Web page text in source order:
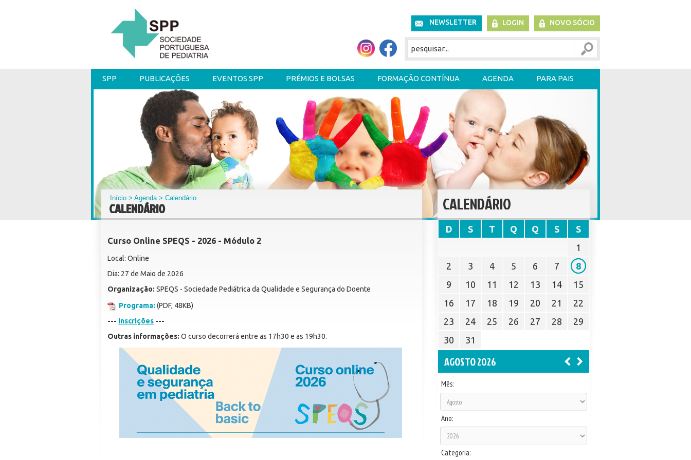
NEWSLETTER LOGIN NOVO SÓCIO
SPP PUBLICAÇÕES EVENTOS SPP PRÉMIOS E BOLSAS FORMAÇÃO CONTÍNUA AGENDA PARA PAIS
Início >Agenda> Calendário
CALENDÁRIO
Curso Online SPEQS - 2026 - Módulo 2
Local: Online
Dia: 27 de Maio de 2026
Organização: SPEQS - Sociedade Pediátrica da Qualidade e Segurança do Doente
Programa: (PDF, 48KB)
--- Inscrições ---
Outras informações:O curso decorrerá entre as 17h30 e as 19h30.
CALENDÁRIO
D S T Q Q S
S
1
2
3 4 5 6 7
8
9
10 11 12 13 14
15
16
17 18 19 20 21
22
23
24 25 26 27 28
29
30
31
AGOSTO 2026
Mês:
Ano:
Categoria: